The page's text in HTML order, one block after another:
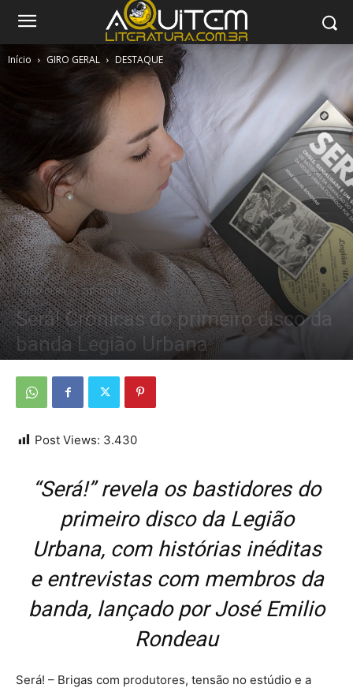
Início GIRO GERAL DESTAQUE
GIRO GERAL DESTAQUE
Será! Crônicas do primeiro disco da
banda Legião Urbana
Post Views: 3.430
“Será!” revela os bastidores do
primeiro disco da Legião
Urbana, com histórias inéditas
e entrevistas com membros da
banda, lançado por José Emilio
Rondeau
Será! – Brigas com produtores, tensão no estúdio e a